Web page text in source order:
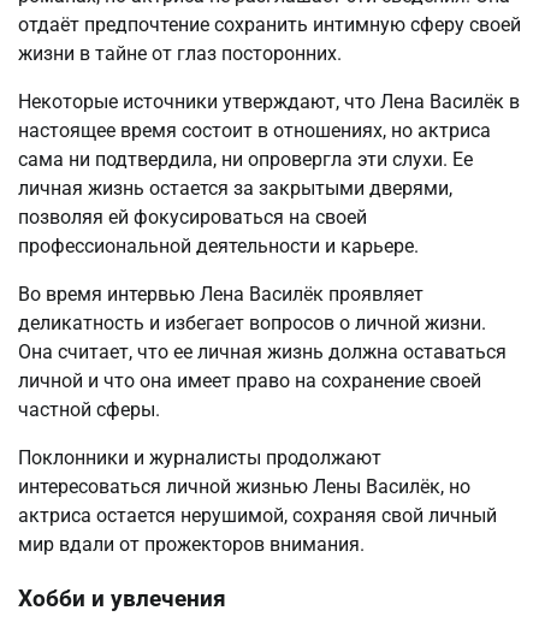
отдаёт предпочтение сохранить интимную сферу своей
жизни в тайне от глаз посторонних.
Некоторые источники утверждают, что Лена Василёк в
настоящее время состоит в отношениях, но актриса
сама ни подтвердила, ни опровергла эти слухи. Ее
личная жизнь остается за закрытыми дверями,
позволяя ей фокусироваться на своей
профессиональной деятельности и карьере.
Во время интервью Лена Василёк проявляет
деликатность и избегает вопросов о личной жизни.
Она считает, что ее личная жизнь должна оставаться
личной и что она имеет право на сохранение своей
частной сферы.
Поклонники и журналисты продолжают
интересоваться личной жизнью Лены Василёк, но
актриса остается нерушимой, сохраняя свой личный
мир вдали от прожекторов внимания.
Хобби и увлечения